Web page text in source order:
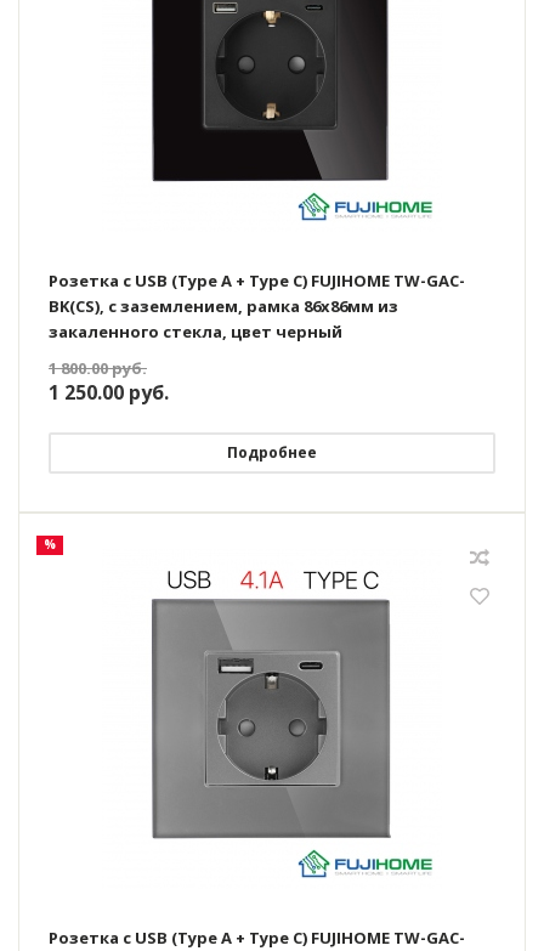
Розетка с USB (Type A + Type C) FUJIHOME TW-GAC-
BK(CS), с заземлением, рамка 86х86мм из
закаленного стекла, цвет черный
1 800.00руб.
1 250.00 руб.
Подробнее
%
Розетка с USB (Type A + Type C) FUJIHOME TW-GAC-